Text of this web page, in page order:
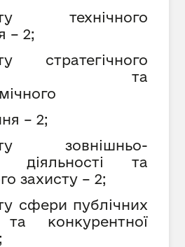
технічного
– 2;
стратегічного
та
– 2;
зовнішньо-
діяльності та
захисту – 2;
сфери публічних
та конкурентної